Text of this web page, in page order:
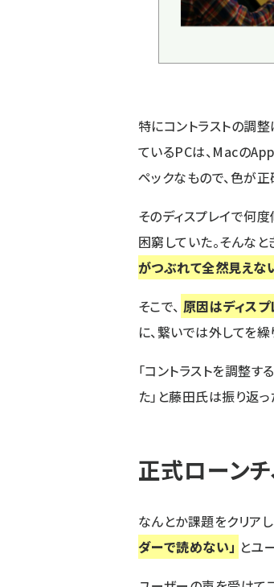
特にコントラストの調
ているPCは、Macの
ペックなもので、色が正
そのディスプレイで何度
困窮していた。そんな
がつぶれて全然見えな
そこで、 原因はディスプ
に、繋いでは外してを繰
「コントラストを調整
た」と藤田氏は振り返っ
正式ローン
なんとか課題をクリア
ダーで読めない」 とユ